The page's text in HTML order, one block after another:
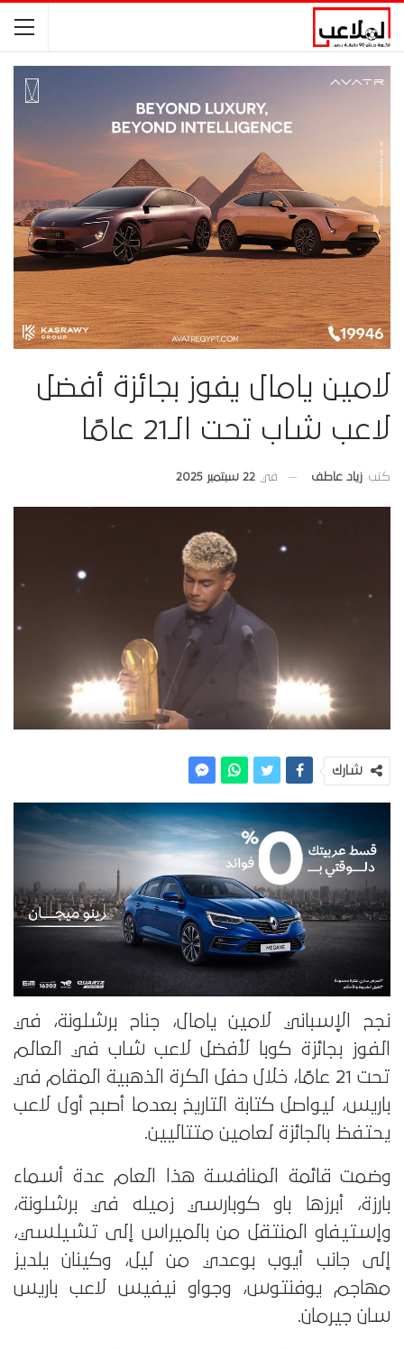
لامين يامال يفوز بجائزة أفضل
لاعب شاب تحت الـ21 عامًا
كتب زياد عاطف في 22 سبتمبر 2025
شارك
نجح الإسباني لامين يامال، جناح برشلونة، في
الفوز بجائزة كوبا لأفضل لاعب شاب في العالم
تحت 21 عامًا، خلال حفل الكرة الذهبية المقام في
باريس، ليواصل كتابة التاريخ بعدما أصبح أول لاعب
يحتفظ بالجائزة لعامين متتاليين.
وضمت قائمة المنافسة هذا العام عدة أسماء
بارزة، أبرزها باو كوبارسي زميله في برشلونة،
وإستيفاو المنتقل من بالميراس إلى تشيلسي،
إلى جانب أيوب بوعدي من ليل، وكينان يلديز
مهاجم يوفنتوس، وجواو نيفيس لاعب باريس
سان جيرمان.